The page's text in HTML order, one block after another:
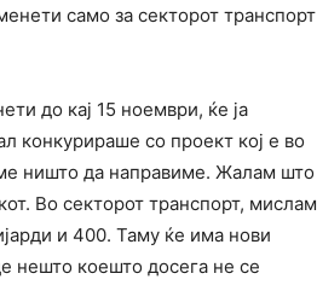
само за секторот транспорт
до кај 15 ноември, ќе ја
конкурираше со проект кој е во
ништо да направиме. Жалам што
Во секторот транспорт, мислам
и 400. Таму ќе има нови
нешто коешто досега не се